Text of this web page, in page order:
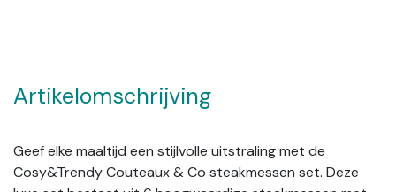
Artikelomschrijving
Geef elke maaltijd een stijlvolle uitstraling met de
Cosy&Trendy Couteaux & Co steakmessen set. Deze